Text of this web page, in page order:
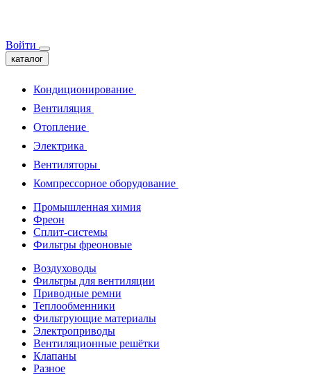
Войти
каталог
Кондиционирование
Вентиляция
Отопление
Электрика
Вентиляторы
Компрессорное оборудование
Промышленная химия
Фреон
Сплит-системы
Фильтры фреоновые
Воздуховоды
Фильтры для вентиляции
Приводные ремни
Теплообменники
Фильтрующие материалы
Электроприводы
Вентиляционные решётки
Клапаны
Разное